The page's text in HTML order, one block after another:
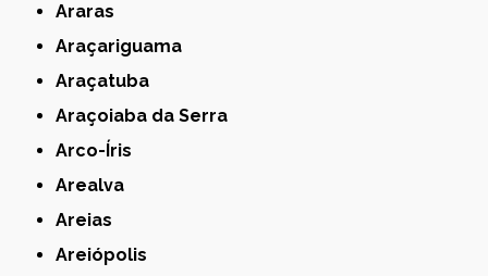
Araras
Araçariguama
Araçatuba
Araçoiaba da Serra
Arco-Íris
Arealva
Areias
Areiópolis